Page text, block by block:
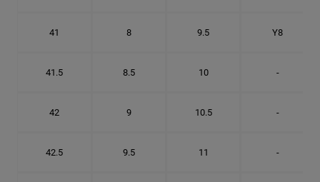
41 8 9.5 Y8
41.5 8.5 10 -
42 9 10.5 -
42.5 9.5 11 -